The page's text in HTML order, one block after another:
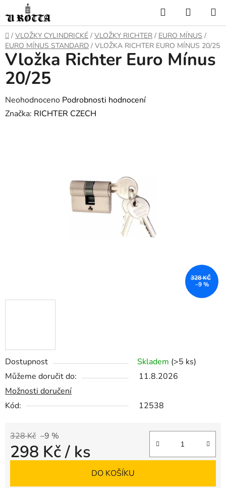
na
obsah
Hledat
KOŠÍK
DOMŮ
/ VLOŽKY CYLINDRICKÉ / VLOŽKY RICHTER / EURO MÍNUS /
EURO MÍNUS STANDARD / VLOŽKA RICHTER EURO MÍNUS 20/25
Dostupnost Skladem (>5 ks)
Můžeme doručit do:
11.8.2026
Možnosti doručení
Kód:
12538
328 Kč –9 %
298 Kč/ ks
DO KOŠÍKU
Vložka Richter Euro Mínus
20/25
Průměrné
hodnocení
Neohodnoceno Podrobnosti hodnocení
Značka: RICHTER CZECH
328 KČ
–9 %